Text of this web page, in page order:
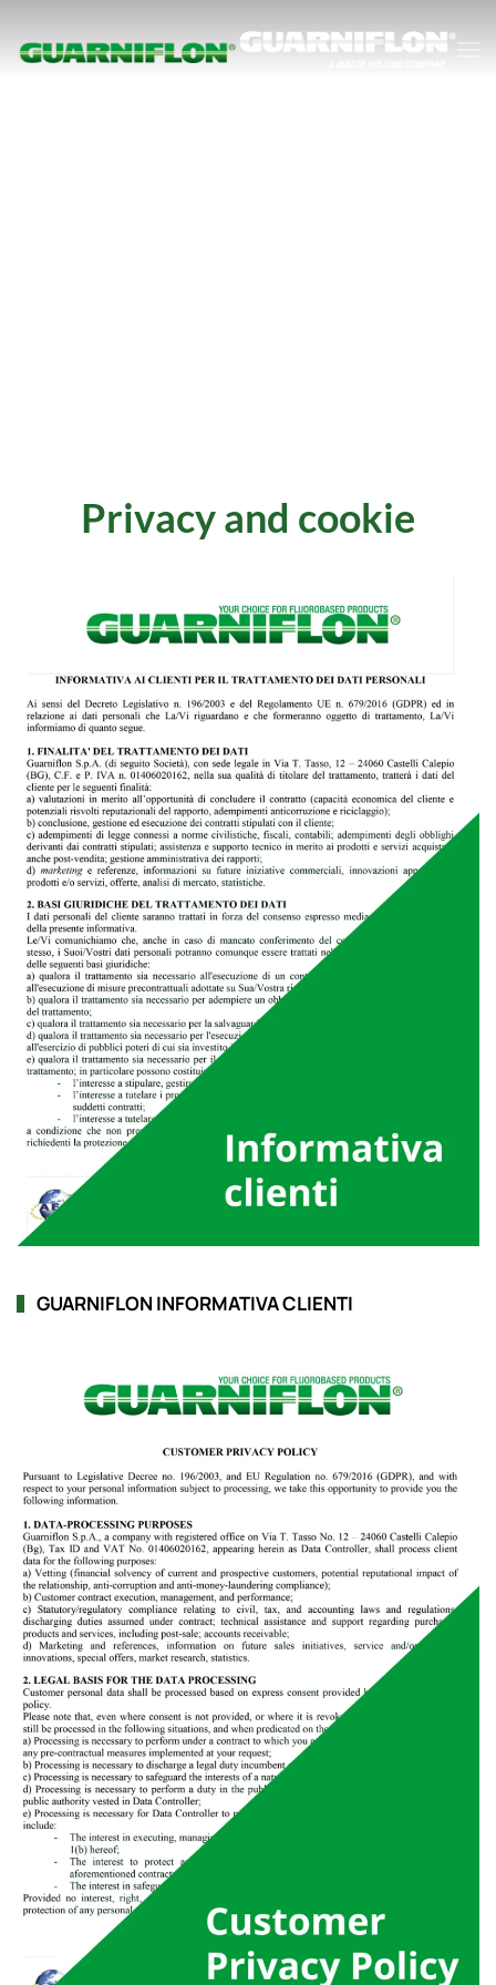
Skip to main content
Privacy and cookie
GUARNIFLON INFORMATIVA CLIENTI